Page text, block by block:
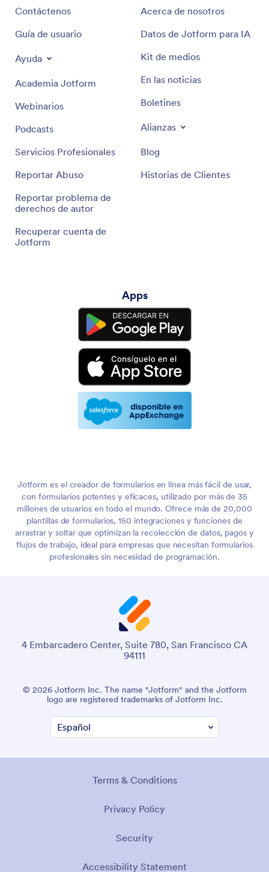
Contáctenos
Guía de usuario
Ayuda
Academia Jotform
Webinarios
Podcasts
Servicios Profesionales
Reportar Abuso
Reportar problema de
derechos de autor
Recuperar cuenta de
Jotform
Acerca de nosotros
Datos de Jotform para IA
Kit de medios
En las noticias
Boletines
Alianzas
Blog
Historias de Clientes
Apps
Jotform es el creador de formularios en línea más fácil de usar,
con formularios potentes y eficaces, utilizado por más de 35
millones de usuarios en todo el mundo. Ofrece más de 20,000
plantillas de formularios, 150 integraciones y funciones de
arrastrar y soltar que optimizan la recolección de datos, pagos y
flujos de trabajo, ideal para empresas que necesitan formularios
profesionales sin necesidad de programación.
4 Embarcadero Center, Suite 780, San Francisco CA
94111
© 2026 Jotform Inc. The name "Jotform" and the Jotform
logo are registered trademarks of Jotform Inc.
Terms & Conditions
Privacy Policy
Security
Accessibility Statement